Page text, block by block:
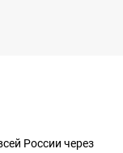
России через